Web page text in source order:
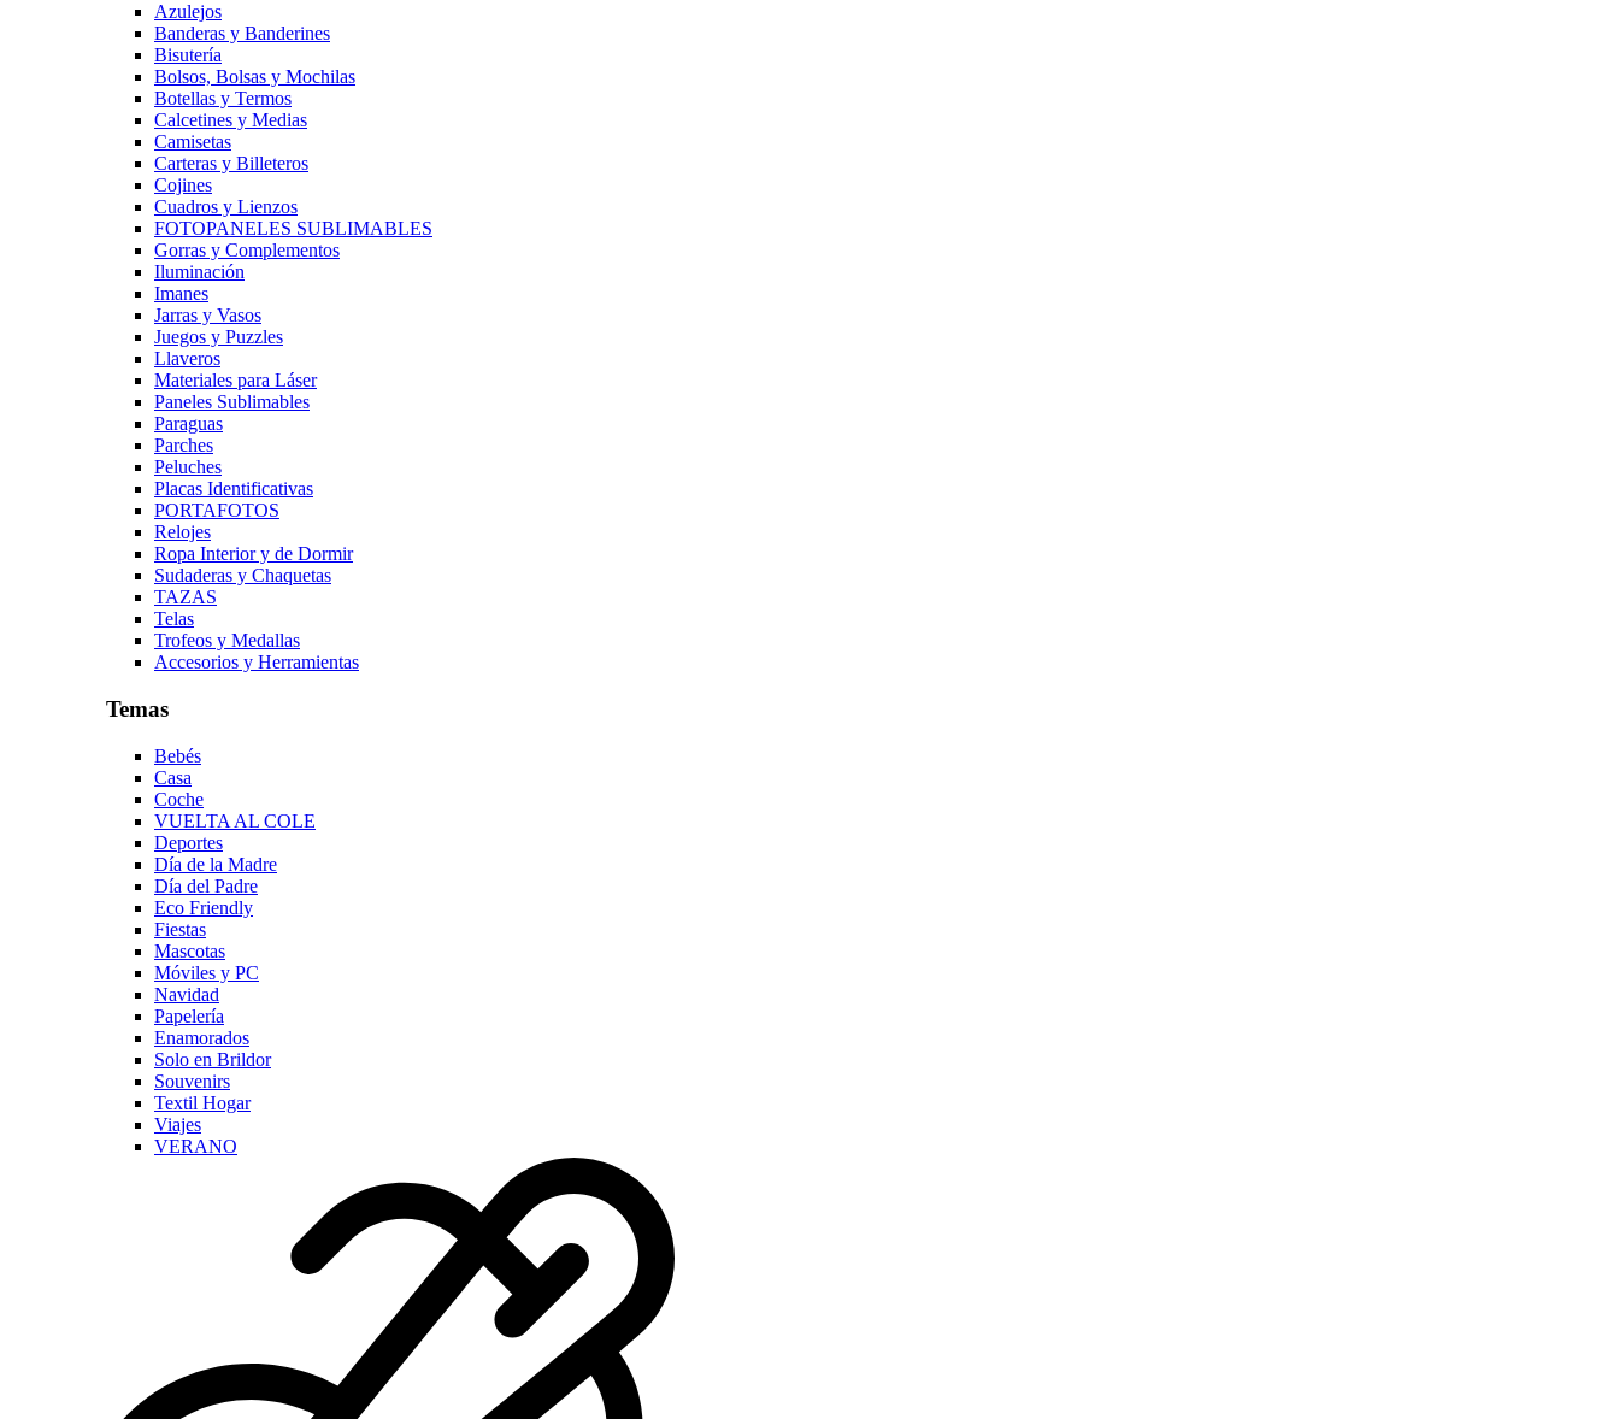
Azulejos
Banderas y Banderines
Bisutería
Bolsos, Bolsas y Mochilas
Botellas y Termos
Calcetines y Medias
Camisetas
Carteras y Billeteros
Cojines
Cuadros y Lienzos
FOTOPANELES SUBLIMABLES
Gorras y Complementos
Iluminación
Imanes
Jarras y Vasos
Juegos y Puzzles
Llaveros
Materiales para Láser
Paneles Sublimables
Paraguas
Parches
Peluches
Placas Identificativas
PORTAFOTOS
Relojes
Ropa Interior y de Dormir
Sudaderas y Chaquetas
TAZAS
Telas
Trofeos y Medallas
Accesorios y Herramientas
Temas
Bebés
Casa
Coche
VUELTA AL COLE
Deportes
Día de la Madre
Día del Padre
Eco Friendly
Fiestas
Mascotas
Móviles y PC
Navidad
Papelería
Enamorados
Solo en Brildor
Souvenirs
Textil Hogar
Viajes
VERANO